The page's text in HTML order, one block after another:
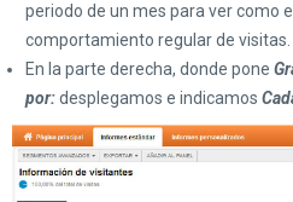
periodo de un mes para ver como
comportamiento regular de visitas.
En la parte derecha, donde pone
por:desplegamos e indicamos